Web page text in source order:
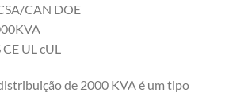
CAN DOE
UL cUL
de 2000 KVA é um tipo